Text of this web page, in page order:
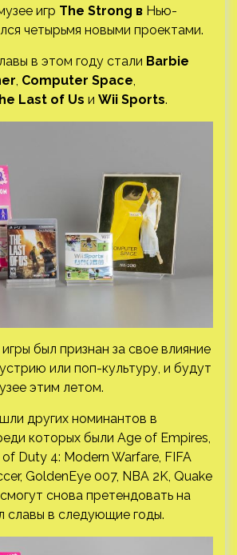
игр The Strong в Нью-
четырьмя новыми проектами.
в этом году стали Barbie
, Computer Space,
Last of Us и Wii Sports.
был признан за свое влияние
или поп-культуру, и будут
этим летом.
других номинантов в
которых были Age of Empires,
Duty 4: Modern Warfare, FIFA
GoldenEye 007, NBA 2K, Quake
снова претендовать на
славы в следующие годы.